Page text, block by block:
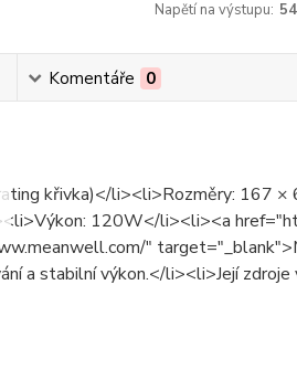
Napětí na výstupu:
Komentáře 0
křivka)</li><li>Rozměry: 167
120W</li><li><a
"
a stabilní výkon.</li><li>Její